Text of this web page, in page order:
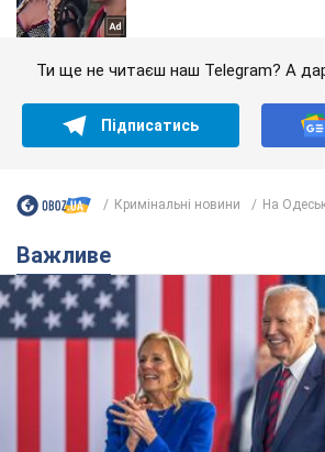
Ти ще не читаєш наш Telegram? А
Підписатись
Кримінальні новини На
Важливе